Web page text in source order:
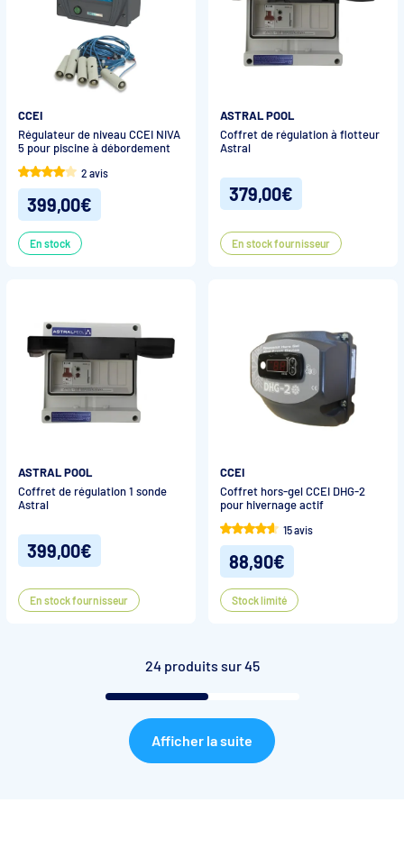
CCEI
Régulateur de niveau CCEI NIVA
5 pour piscine à débordement
2 avis
399,00€
En stock
ASTRAL POOL
Coffret de régulation à flotteur
Astral
379,00€
En stock fournisseur
ASTRAL POOL
Coffret de régulation 1 sonde
Astral
399,00€
En stock fournisseur
CCEI
Coffret hors-gel CCEI DHG-2
pour hivernage actif
15 avis
88,90€
Stock limité
24 produits sur 45
Afficher la suite